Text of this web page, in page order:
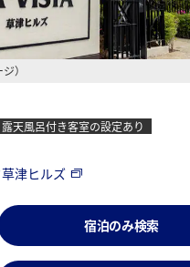
）
露天風呂付き客室の設定あり
津ヒルズ
宿泊のみ検索